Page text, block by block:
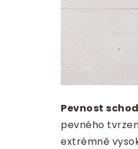
Pevnost
pevného
extrémně